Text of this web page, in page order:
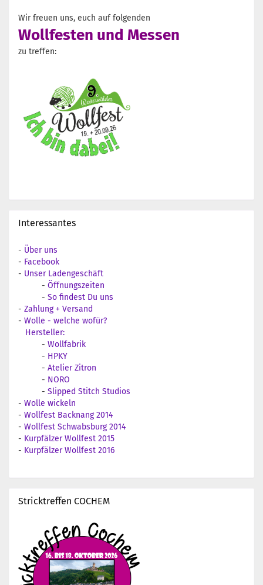
Wir freuen uns, euch auf folgenden
Wollfesten und Messen
zu treffen:
Interessantes
- Über uns
- Facebook
- Unser Ladengeschäft
- Öffnungszeiten
- So findest Du uns
- Zahlung + Versand
- Wolle - welche wofür?
Hersteller:
- Wollfabrik
- HPKY
- Atelier Zitron
- NORO
- Slipped Stitch Studios
- Wolle wickeln
- Wollfest Backnang 2014
- Wollfest Schwabsburg 2014
- Kurpfälzer Wollfest 2015
- Kurpfälzer Wollfest 2016
Stricktreffen COCHEM